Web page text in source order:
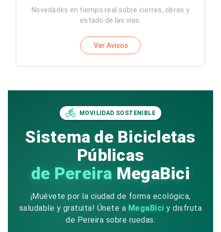
Novedades en tiempo real sobre cierres, obras y
estado de las vías.
Ver Avisos
MOVILIDAD SOSTENIBLE
Sistema de Bicicletas
Públicas
de Pereira MegaBici
¡Muévete por la ciudad de forma ecológica,
saludable y gratuita! Únete a MegaBici y disfruta
de Pereira sobre ruedas.